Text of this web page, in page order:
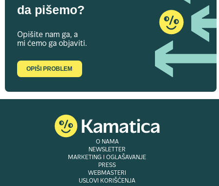
da pišemo?
Opišite nam ga, a
mi ćemo ga objaviti.
OPIŠI PROBLEM
O NAMA
NEWSLETTER
MARKETING I OGLAŠAVANJE
PRESS
WEBMASTERI
USLOVI KORIŠĆENJA